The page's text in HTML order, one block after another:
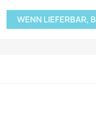
WENN LIEFERBAR,